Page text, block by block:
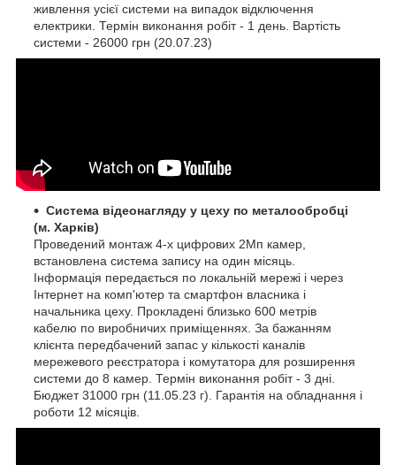
живлення усієї системи на випадок відключення
електрики. Термін виконання робіт - 1 день. Вартість
системи - 26000 грн (20.07.23)
Система відеонагляду у цеху по металообробці
(м. Харків)
Проведений монтаж 4-х цифрових 2Мп камер,
встановлена система запису на один місяць.
Інформація передається по локальній мережі і через
Інтернет на комп'ютер та смартфон власника і
начальника цеху. Прокладені близько 600 метрів
кабелю по виробничих приміщеннях. За бажанням
клієнта передбачений запас у кількості каналів
мережевого реєстратора і комутатора для розширення
системи до 8 камер. Термін виконання робіт - 3 дні.
Бюджет 31000 грн (11.05.23 г). Гарантія на обладнання і
роботи 12 місяців.